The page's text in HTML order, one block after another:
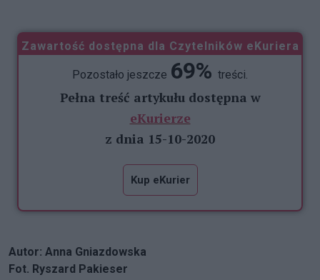
Zawartość dostępna dla Czytelników eKuriera
Pozostało jeszcze 69% treści.
Pełna treść artykułu dostępna w
eKurierze
z dnia 15-10-2020
Kup eKurier
Autor: Anna Gniazdowska
Fot. Ryszard Pakieser